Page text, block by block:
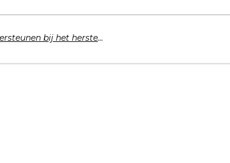
Hoe vrienden en familie kunnen ondersteunen bij het herstellen van een eetstoornis